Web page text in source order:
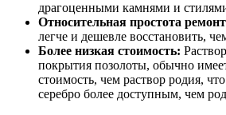
драгоценными камнями и
Относительная простота
легче и дешевле восстановить,
Более низкая стоимость:
покрытия позолоты, обычно
стоимость, чем раствор родия,
серебро более доступным, чем